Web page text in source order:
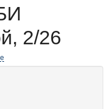
2/26